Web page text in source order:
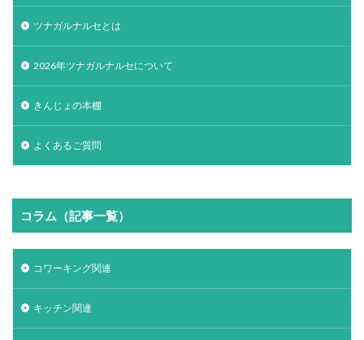
ツナガルナルセとは
2026年ツナガルナルセについて
きんじょの本棚
よくあるご質問
コラム（記事一覧）
コワーキング関連
キッチン関連